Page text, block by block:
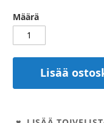
Määrä
Lisää